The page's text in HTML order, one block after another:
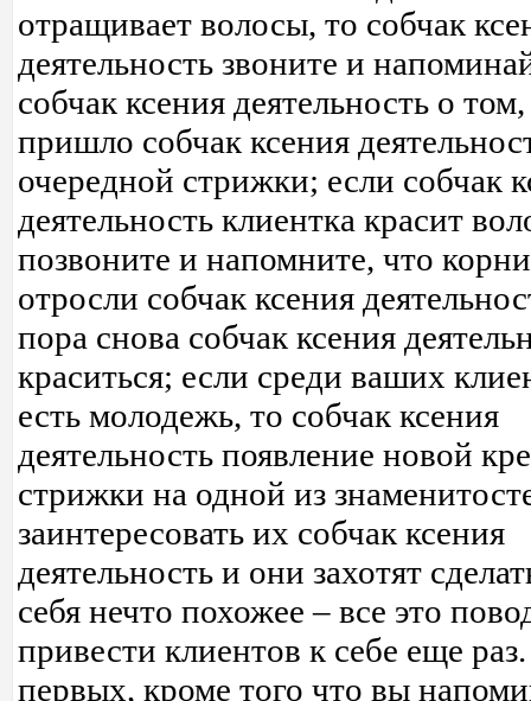
отращивает волосы, то собчак
деятельность звоните и
собчак ксения деятельность о
пришло собчак ксения
очередной стрижки; если собчак
деятельность клиентка красит
позвоните и напомните, что
отросли собчак ксения
пора снова собчак ксения
краситься; если среди ваших
есть молодежь, то собчак ксения
деятельность появление новой
стрижки на одной из
заинтересовать их собчак ксения
деятельность и они захотят
себя нечто похожее – все это
привести клиентов к себе еще
первых, кроме того что вы